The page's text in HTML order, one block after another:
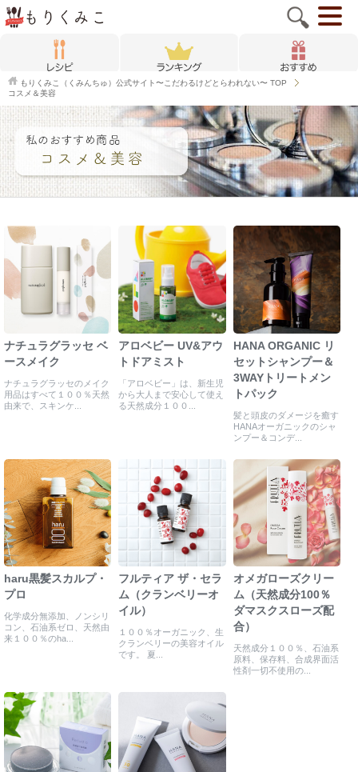
もりくみこ（くみんちゅ）公式サイト〜こだわるけどとらわれない〜 TOP
コスメ＆美容
ナチュラグラッセ ベ
ースメイク
ナチュラグラッセのメイク
用品はすべて１００％天然
由来で、スキンケ...
アロベビー UV&アウ
トドアミスト
「アロベビー」は、新生児
から大人まで安心して使え
る天然成分１００...
HANA ORGANIC リ
セットシャンプー＆
3WAYトリートメン
トパック
髪と頭皮のダメージを癒す
HANAオーガニックのシャ
ンプー＆コンデ...
haru黒髪スカルプ・
プロ
化学成分無添加、ノンシリ
コン、石油系ゼロ、天然由
来１００％のha...
フルティア ザ・セラ
ム（クランベリーオ
イル）
１００％オーガニック、生
クランベリーの美容オイル
です。 夏...
オメガローズクリー
ム（天然成分100％
ダマスクスローズ配
合）
天然成分１００％、石油系
原料、保存料、合成界面活
性剤一切不使用の...